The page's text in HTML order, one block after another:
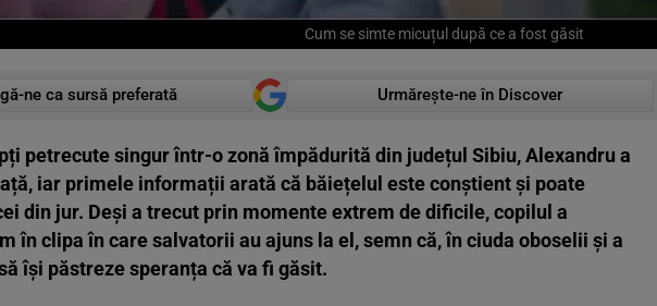
Cum se simte micuțul după ce a fost găsit
ne ca sursă preferată Urmărește-ne în Discover
petrecute singur într-o zonă împădurită din județul Sibiu, Alexandru a
iar primele informații arată că băiețelul este conștient și poate
din jur. Deși a trecut prin momente extrem de dificile, copilul a
în clipa în care salvatorii au ajuns la el, semn că, în ciuda oboselii și a
își păstreze speranța că va fi găsit.